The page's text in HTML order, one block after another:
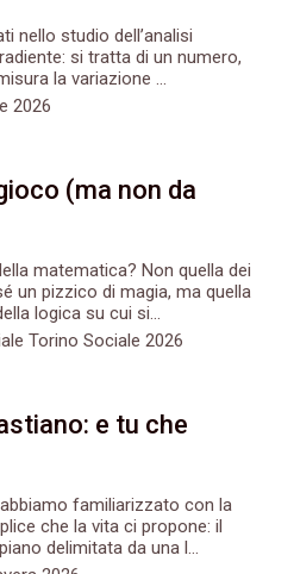
nello studio dell’analisi
si tratta di un numero,
la variazione ...
2026
(ma non da
matematica? Non quella dei
un pizzico di magia, ma quella
logica su cui si...
Torino Sociale 2026
e tu che
familiarizzato con la
che la vita ci propone: il
delimitata da una l...